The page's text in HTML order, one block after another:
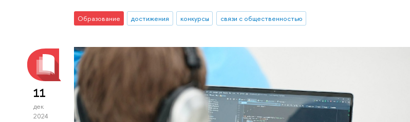
Образование достижения конкурсы связи с общественностью
11
дек
2024